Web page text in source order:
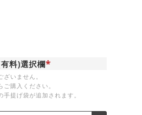
料)選択欄
須
)
いません。
購入ください。
提げ袋が追加されます。